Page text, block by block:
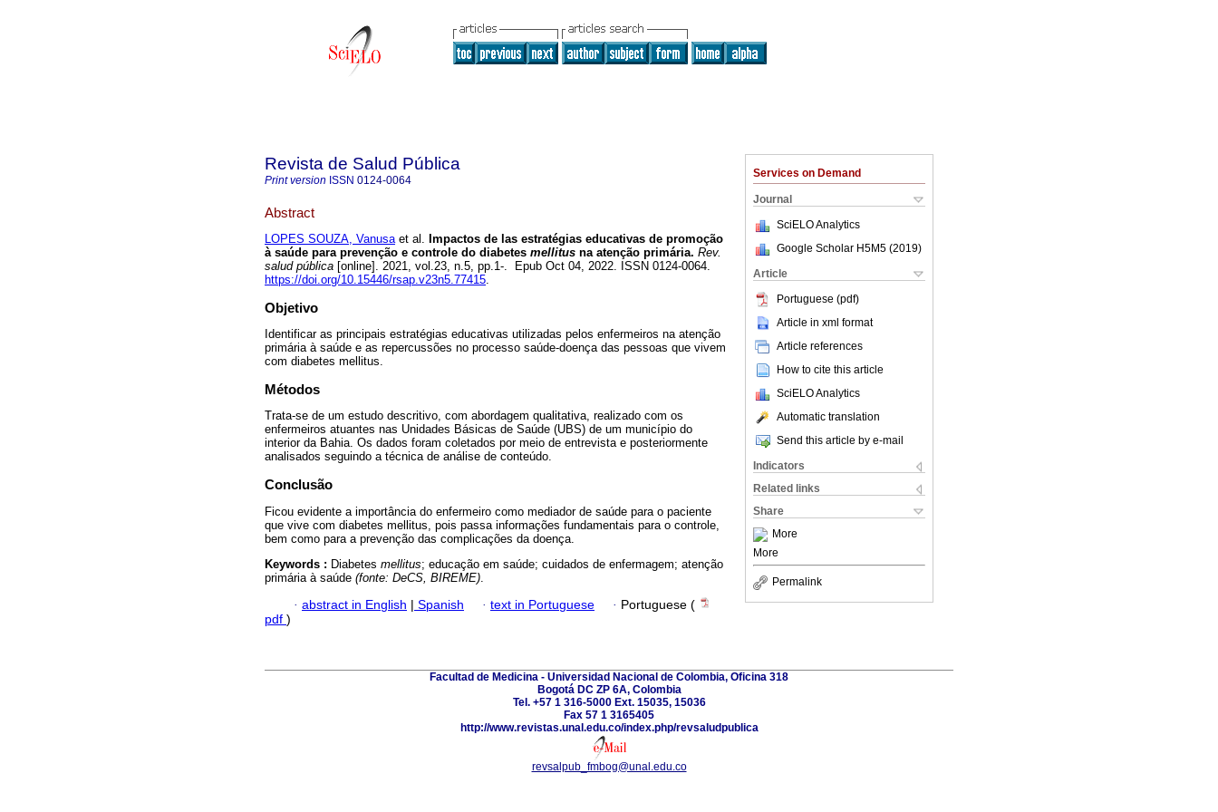
Services on Demand
Journal
SciELO Analytics
Google Scholar H5M5 (2019)
Article
Portuguese (pdf)
Article in xml format
Article references
How to cite this article
SciELO Analytics
Automatic translation
Send this article by e-mail
Indicators
Related links
Share
More
More
Permalink
Revista de Salud Pública
Print version ISSN 0124-0064
Abstract
LOPES SOUZA, Vanusaet al. Impactos de las estratégias educativas de promoção
à saúde para prevenção e controle do diabetes mellitus na atenção primária. Rev.
salud pública [online]. 2021, vol.23, n.5, pp.1-. Epub Oct 04, 2022. ISSN 0124-0064.
https://doi.org/10.15446/rsap.v23n5.77415.
Objetivo
Identificar as principais estratégias educativas utilizadas pelos enfermeiros na atenção
primária à saúde e as repercussões no processo saúde-doença das pessoas que vivem
com diabetes mellitus.
Métodos
Trata-se de um estudo descritivo, com abordagem qualitativa, realizado com os
enfermeiros atuantes nas Unidades Básicas de Saúde (UBS) de um município do
interior da Bahia. Os dados foram coletados por meio de entrevista e posteriormente
analisados seguindo a técnica de análise de conteúdo.
Conclusão
Ficou evidente a importância do enfermeiro como mediador de saúde para o paciente
que vive com diabetes mellitus, pois passa informações fundamentais para o controle,
bem como para a prevenção das complicações da doença.
Keywords : Diabetes mellitus; educação em saúde; cuidados de enfermagem; atenção
primária à saúde (fonte: DeCS, BIREME)
· abstract in English Spanish · text in Portuguese · Portuguese (
pdf )
Facultad de Medicina - Universidad Nacional de Colombia, Oficina 318
Bogotá DC ZP 6A, Colombia
Tel. +57 1 316-5000 Ext. 15035, 15036
Fax 57 1 3165405
http://www.revistas.unal.edu.co/index.php/revsaludpublica
revsalpub_fmbog@unal.edu.co